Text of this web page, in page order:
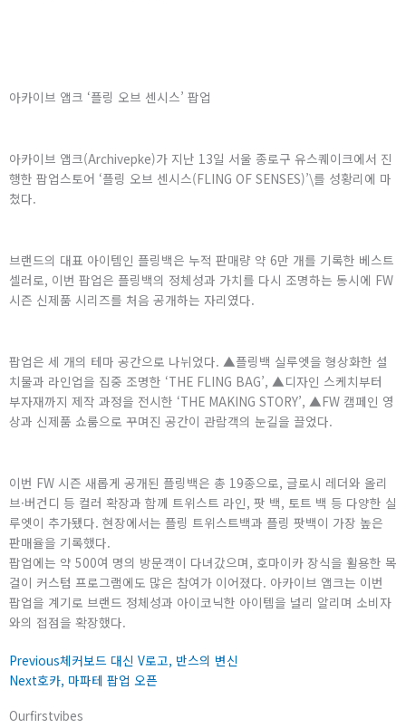
아카이브 앱크 ‘플링 오브 센시스’ 팝업
아카이브 앱크(Archivepke)가 지난 13일 서울 종로구 유스퀘이크에서 진
행한 팝업스토어 ‘플링 오브 센시스(FLING OF SENSES)’\를 성황리에 마
쳤다.
브랜드의 대표 아이템인 플링백은 누적 판매량 약 6만 개를 기록한 베스트
셀러로, 이번 팝업은 플링백의 정체성과 가치를 다시 조명하는 동시에 FW
시즌 신제품 시리즈를 처음 공개하는 자리였다.
팝업은 세 개의 테마 공간으로 나뉘었다. ▲플링백 실루엣을 형상화한 설
치물과 라인업을 집중 조명한 ‘THE FLING BAG’, ▲디자인 스케치부터
부자재까지 제작 과정을 전시한 ‘THE MAKING STORY’, ▲FW 캠페인 영
상과 신제품 쇼룸으로 꾸며진 공간이 관람객의 눈길을 끌었다.
이번 FW 시즌 새롭게 공개된 플링백은 총 19종으로, 글로시 레더와 올리
브·버건디 등 컬러 확장과 함께 트위스트 라인, 팟 백, 토트 백 등 다양한 실
루엣이 추가됐다. 현장에서는 플링 트위스트백과 플링 팟백이 가장 높은
판매율을 기록했다.
팝업에는 약 500여 명의 방문객이 다녀갔으며, 호마이카 장식을 활용한 목
걸이 커스텀 프로그램에도 많은 참여가 이어졌다. 아카이브 앱크는 이번
팝업을 계기로 브랜드 정체성과 아이코닉한 아이템을 널리 알리며 소비자
와의 접점을 확장했다.
Prev
Previous체커보드 대신 V로고, 반스의 변신
Next호카, 마파테 팝업 오픈
Next
Ourfirstvibes